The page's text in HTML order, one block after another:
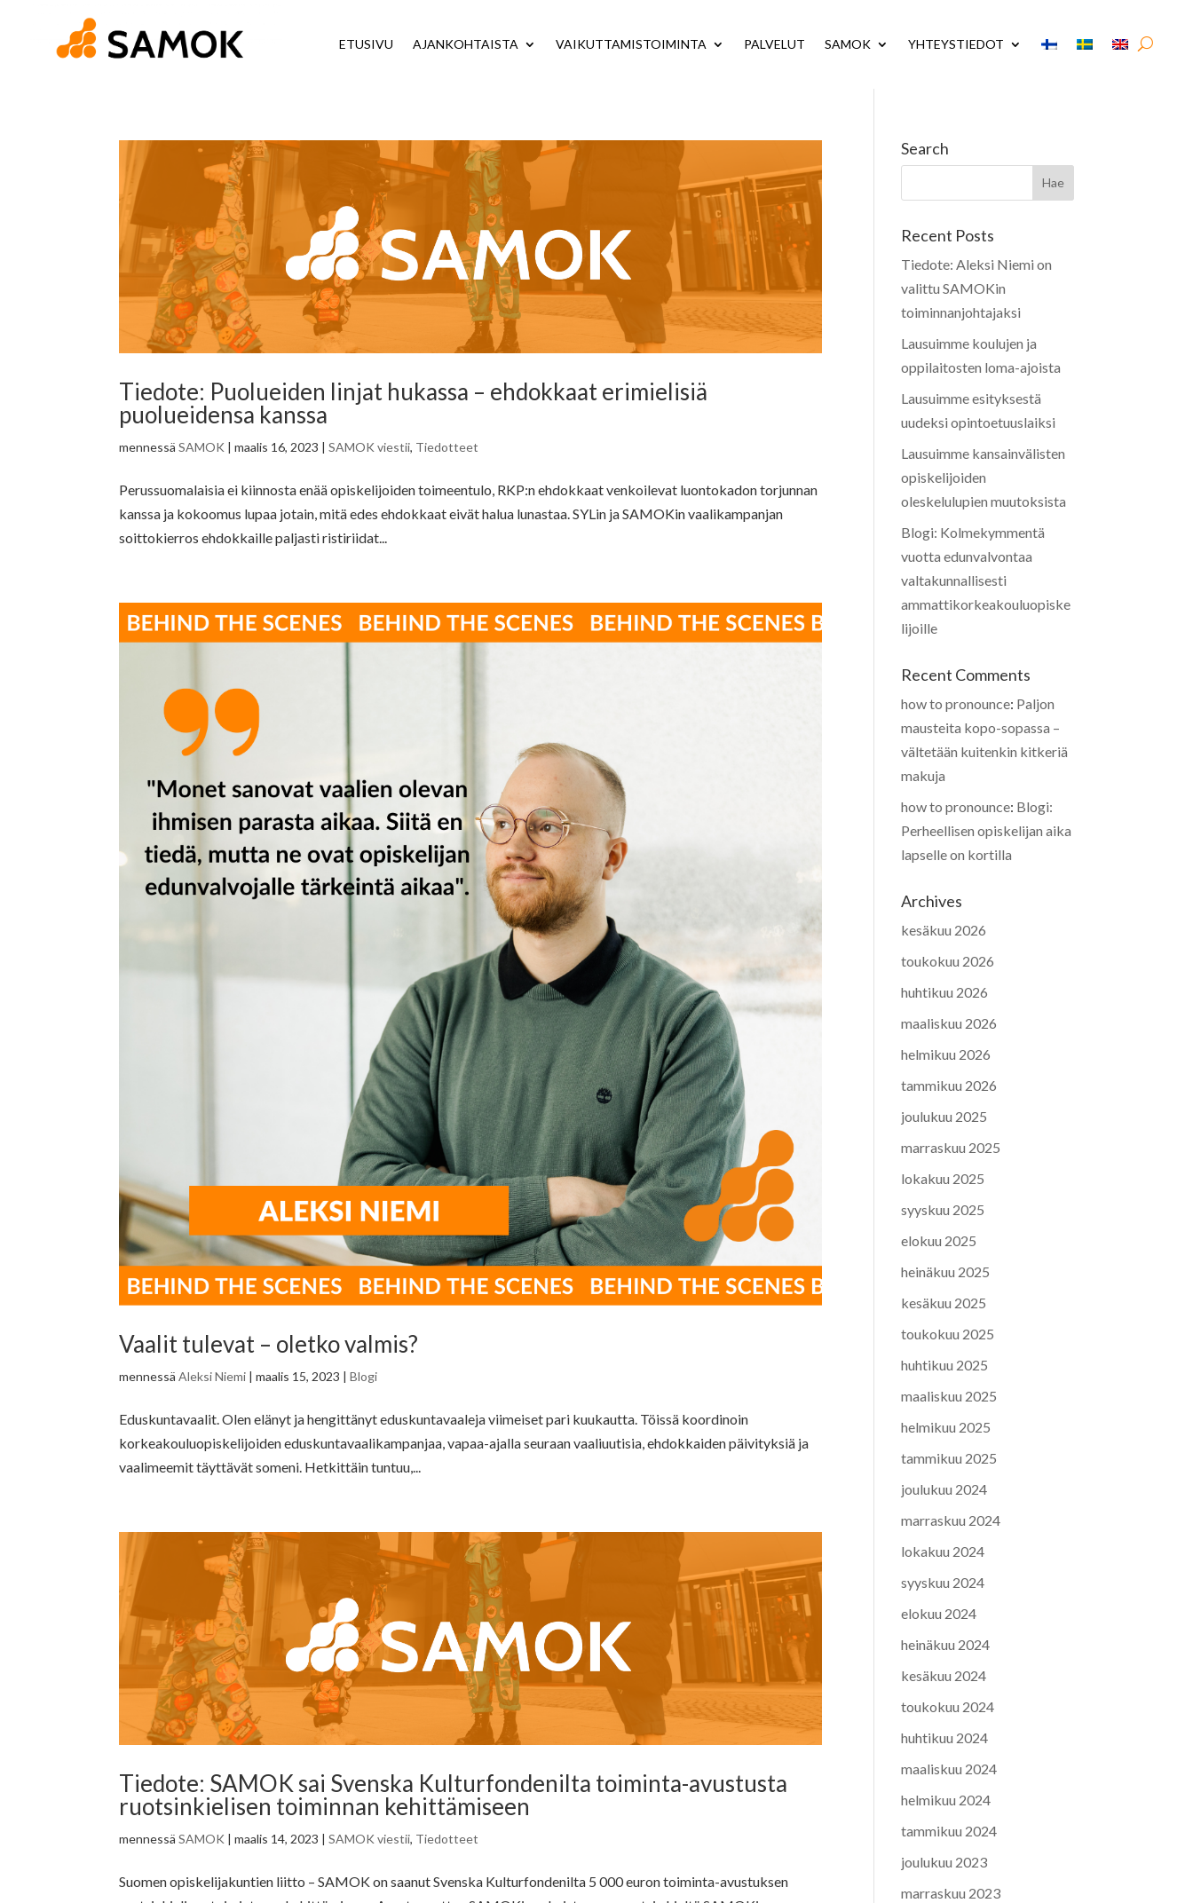
ETUSIVU AJANKOHTAISTA VAIKUTTAMISTOIMINTA PALVELUT SAMOK YHTEYSTIEDOT
Tiedote: Puolueiden linjat hukassa – ehdokkaat erimielisiä
puolueidensa kanssa
mennessäSAMOK |maalis 16, 2023 |SAMOK viestii, Tiedotteet
Perussuomalaisia ei kiinnosta enää opiskelijoiden toimeentulo, RKP:n ehdokkaat venkoilevat luontokadon torjunnan
kanssa ja kokoomus lupaa jotain, mitä edes ehdokkaat eivät halua lunastaa. SYLin ja SAMOKin vaalikampanjan
soittokierros ehdokkaille paljasti ristiriidat...
Vaalit tulevat – oletko valmis?
mennessäAleksi Niemi |maalis 15, 2023 |Blogi
Eduskuntavaalit. Olen elänyt ja hengittänyt eduskuntavaaleja viimeiset pari kuukautta. Töissä koordinoin
korkeakouluopiskelijoiden eduskuntavaalikampanjaa, vapaa-ajalla seuraan vaaliuutisia, ehdokkaiden päivityksiä ja
vaalimeemit täyttävät someni. Hetkittäin tuntuu,...
Tiedote: SAMOK sai Svenska Kulturfondenilta toiminta-avustusta
ruotsinkielisen toiminnan kehittämiseen
mennessäSAMOK |maalis 14, 2023 |SAMOK viestii, Tiedotteet
Suomen opiskelijakuntien liitto – SAMOK on saanut Svenska Kulturfondenilta 5 000 euron toiminta-avustuksen
Search
Recent Posts
Tiedote: Aleksi Niemi on
valittu SAMOKin
toiminnanjohtajaksi
Lausuimme koulujen ja
oppilaitosten loma-ajoista
Lausuimme esityksestä
uudeksi opintoetuuslaiksi
Lausuimme kansainvälisten
opiskelijoiden
oleskelulupien muutoksista
Blogi: Kolmekymmentä
vuotta edunvalvontaa
valtakunnallisesti
ammattikorkeakouluopiske
lijoille
Recent Comments
how to pronounce: Paljon
mausteita kopo-sopassa –
vältetään kuitenkin kitkeriä
makuja
how to pronounce: Blogi:
Perheellisen opiskelijan aika
lapselle on kortilla
Archives
kesäkuu 2026
toukokuu 2026
huhtikuu 2026
maaliskuu 2026
helmikuu 2026
tammikuu 2026
joulukuu 2025
marraskuu 2025
lokakuu 2025
syyskuu 2025
elokuu 2025
heinäkuu 2025
kesäkuu 2025
toukokuu 2025
huhtikuu 2025
maaliskuu 2025
helmikuu 2025
tammikuu 2025
joulukuu 2024
marraskuu 2024
lokakuu 2024
syyskuu 2024
elokuu 2024
heinäkuu 2024
kesäkuu 2024
toukokuu 2024
huhtikuu 2024
maaliskuu 2024
helmikuu 2024
tammikuu 2024
joulukuu 2023
marraskuu 2023